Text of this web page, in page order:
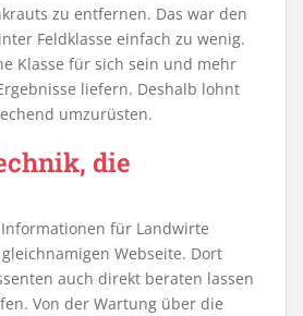
zu entfernen. Das war den
Feldklasse einfach zu wenig.
Klasse für sich sein und mehr
liefern. Deshalb lohnt
umzurüsten.
die
für Landwirte
Webseite. Dort
auch direkt beraten lassen
Von der Wartung über die